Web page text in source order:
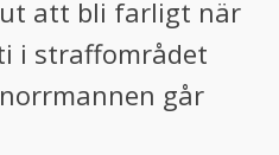
att bli farligt när
i straffområdet
går